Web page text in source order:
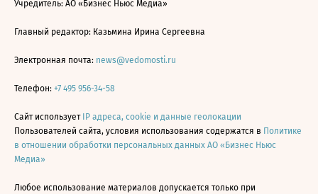
Учредитель: АО «Бизнес Ньюс Медиа»
Главный редактор: Казьмина Ирина Сергеевна
Электронная почта: news@vedomosti.ru
Телефон: +7 495 956-34-58
Сайт использует IP адреса, cookie и данные геолокации
Пользователей сайта, условия использования содержатся в Политике
в отношении обработки персональных данных АО «Бизнес Ньюс
Медиа»
Любое использование материалов допускается только при